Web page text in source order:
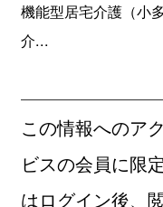
機能型居宅介護（小
介...
この情報へのア
ビスの会員に限
はログイン後、